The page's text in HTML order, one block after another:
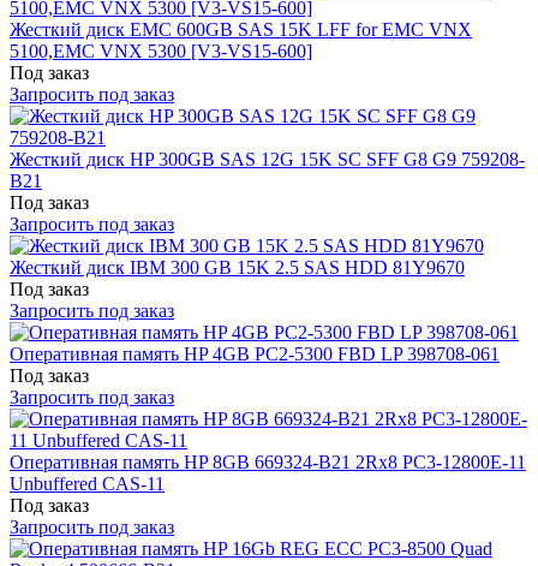
Жесткий диск EMC 600GB SAS 15K LFF for EMC VNX
5100,EMC VNX 5300 [V3-VS15-600]
Под заказ
Запросить под заказ
Жесткий диск HP 300GB SAS 12G 15K SC SFF G8 G9 759208-
B21
Под заказ
Запросить под заказ
Жесткий диск IBM 300 GB 15K 2.5 SAS HDD 81Y9670
Под заказ
Запросить под заказ
Оперативная память HP 4GB PC2-5300 FBD LP 398708-061
Под заказ
Запросить под заказ
Оперативная память HP 8GB 669324-B21 2Rx8 PC3-12800E-11
Unbuffered CAS-11
Под заказ
Запросить под заказ